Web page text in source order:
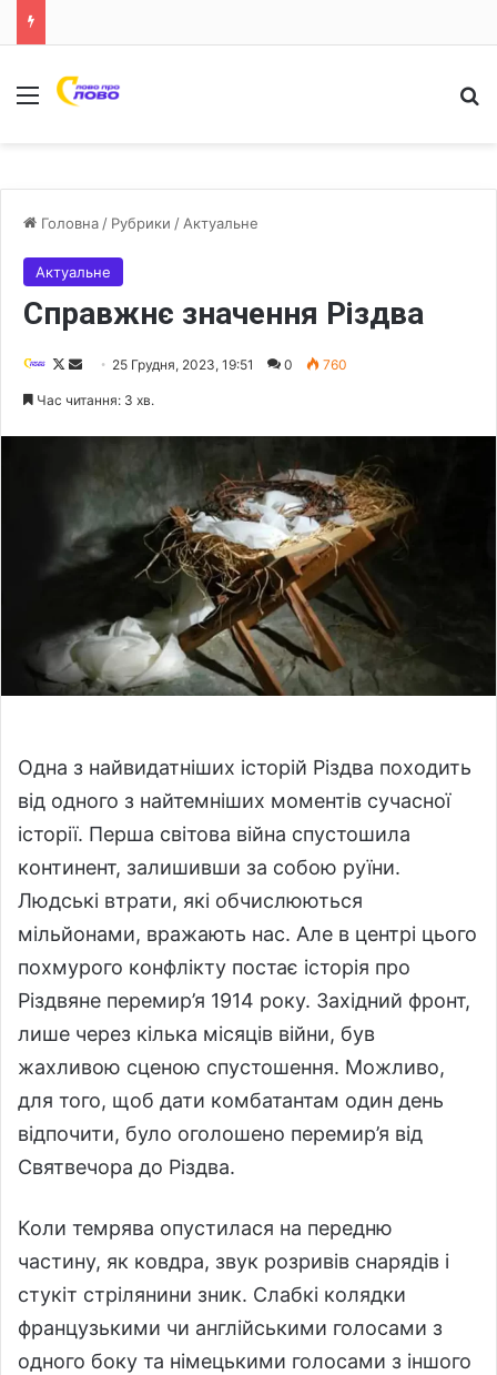
Меню
Головна / Рубрики / Актуальне
Актуальне
Справжнє значення Різдва
F
o
n
m
l
25 Грудня, 2023, 19:51 0 760
Час читання: 3 хв.
Одна з найвидатніших історій Різдва походить
від одного з найтемніших моментів сучасної
історії. Перша світова війна спустошила
континент, залишивши за собою руїни.
Людські втрати, які обчислюються
мільйонами, вражають нас. Але в центрі цього
похмурого конфлікту постає історія про
Різдвяне перемир’я 1914 року. Західний фронт,
лише через кілька місяців війни, був
жахливою сценою спустошення. Можливо,
для того, щоб дати комбатантам один день
відпочити, було оголошено перемир’я від
Святвечора до Різдва.
Коли темрява опустилася на передню
частину, як ковдра, звук розривів снарядів і
стукіт стрілянини зник. Слабкі колядки
французькими чи англійськими голосами з
одного боку та німецькими голосами з іншого